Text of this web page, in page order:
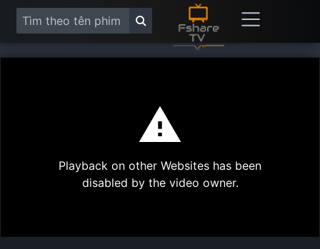
Play
Playback on other Websites has been
disabled by the video owner.